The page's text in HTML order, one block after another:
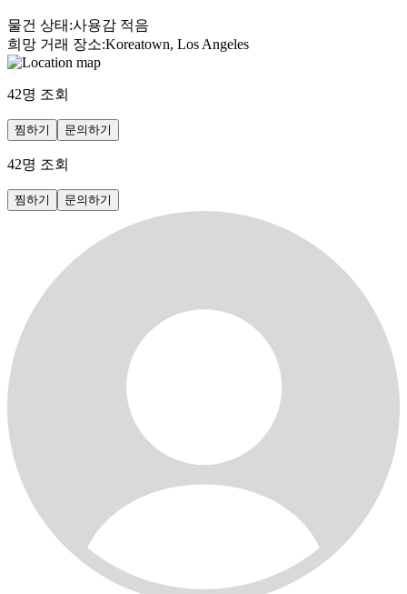
물건 상태 :사용감 적음
희망 거래 장소:Koreatown, Los Angeles
42명 조회
찜하기 문의하기
42명 조회
찜하기 문의하기